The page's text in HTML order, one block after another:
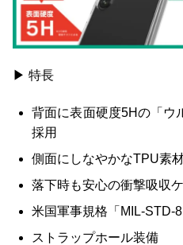
▶ 特長
背面に表面硬度5Hの「ウ
採用
側面にしなやかなTPU素
落下時も安心の衝撃吸収
米国軍事規格「MIL-STD-
ストラップホール装備